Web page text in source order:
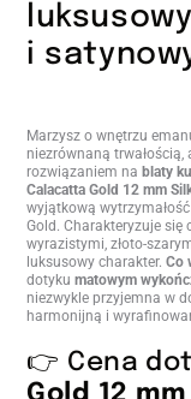
i
Marzysz o wnętrzu
niezrównaną
rozwiązaniem nablaty
Calacatta Gold 12 mm
wyjątkową
Gold. Charakteryzuje się
wyrazistymi, złoto-
luksusowy charakter.Co
dotykumatowym
niezwykle przyjemna w
harmonijną i
👉 Cena